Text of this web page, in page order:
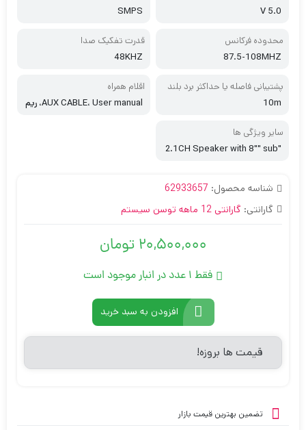
V 5.0
SMPS
محدوده فرکانس
87.5-108MHZ
قدرت تفکیک صدا
48KHZ
پشتیبانی فاصله یا حداکثر برد بلند
گو
10m
اقلام همراه
AUX CABLE، User manual، ریم
سایر ویژگی ها
"2.1CH Speaker with 8"" sub
RMS 120w، USB، With Displa
ی RGB جذاب
شناسه محصول: 62933657
گارانتی: گارانتی 12 ماهه توسن سیستم
20,500,000 تومان
فقط 1 عدد در انبار موجود است
افزودن به سبد خرید
قیمت ها بروزه!
تضمین بهترین قیمت بازار